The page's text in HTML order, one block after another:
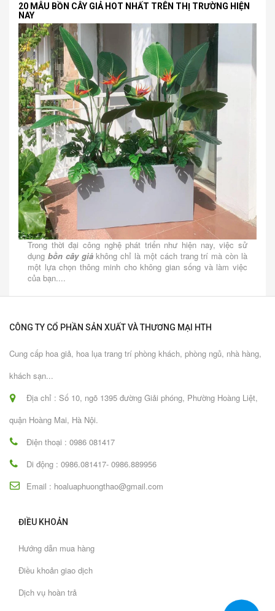
20 MẪU BỒN CÂY GIẢ HOT NHẤT TRÊN THỊ TRƯỜNG HIỆN
NAY
Trong thời đại công nghệ phát triển như hiện nay, việc sử
dụng bồn cây giảkhông chỉ là một cách trang trí mà còn là
một lựa chọn thông minh cho không gian sống và làm việc
của bạn....
CÔNG TY CỔ PHẦN SẢN XUẤT VÀ THƯƠNG MẠI HTH
Cung cấp hoa giả, hoa lụa trang trí phòng khách, phòng ngủ, nhà hàng,
khách sạn...
Địa chỉ : Số 10, ngõ 1395 đường Giải phóng, Phường Hoàng Liệt,
quận Hoàng Mai, Hà Nội.
Điện thoại : 0986 081417
Di động : 0986.081417- 0986.889956
Email : hoaluaphuongthao@gmail.com
ĐIỀU KHOẢN
Hướng dẫn mua hàng
Điều khoản giao dịch
Dịch vụ hoàn trả